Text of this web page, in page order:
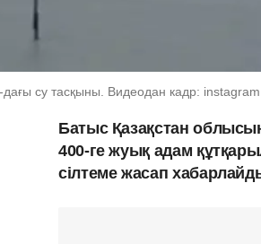
су тасқыны. Видеодан кадр:
Батыс Қазақстан
400-ге жуық адам
сілтеме жасап